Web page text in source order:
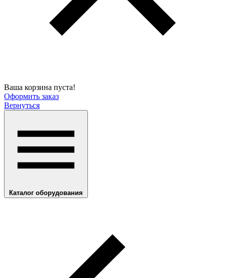
Ваша корзина пуста!
Оформить заказ
Вернуться
Каталог оборудования